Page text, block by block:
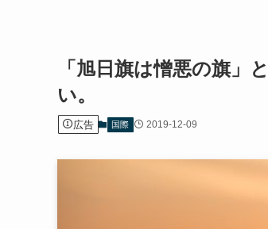
「旭日旗は憎悪の旗
い。
広告 国際 2019-12-09